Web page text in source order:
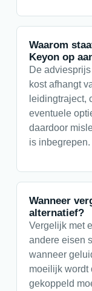
Waarom
Keyon op
De
kost afhangt
leidingtraject,
eventuele
daardoor
is inbegrepen.
Wanneer
alternatief?
Vergelijk met
andere eisen
wanneer
moeilijk wordt
gekoppeld